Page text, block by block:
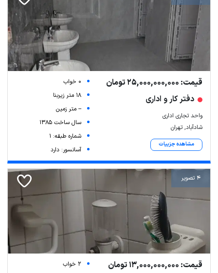
قیمت: 25,000,000,000 تومان
دفتر کار و اداری
واحد تجاری اداری
شادآباد, تهران
مشاهده جزییات
0 خواب
18 متر زیربنا
-- متر زمین
سال ساخت 1385
شماره طبقه: 1
آسانسور: دارد
4 تصویر
قیمت: 13,000,000,000 تومان
2 خواب